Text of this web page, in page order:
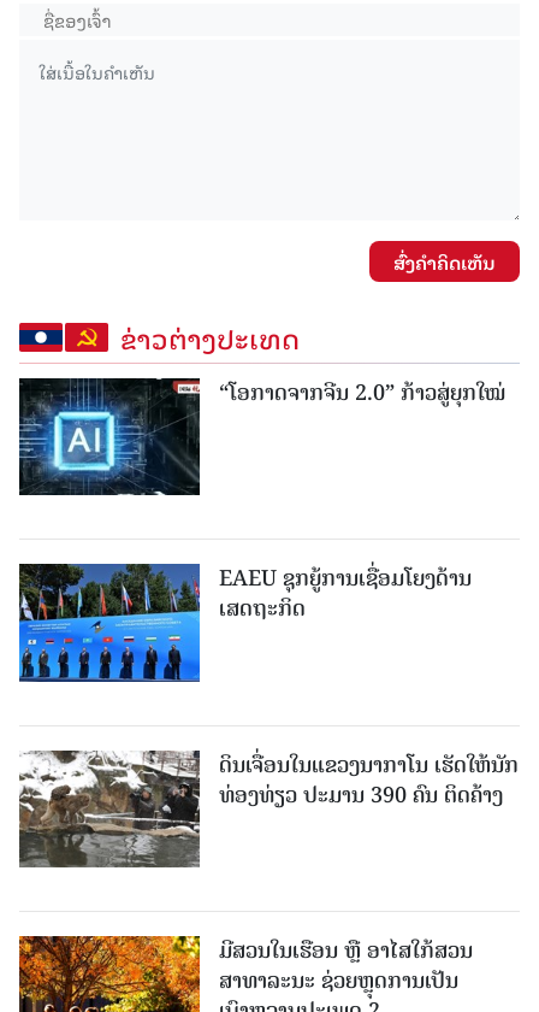
ສົ່ງຄໍາຄິດເຫັນ
ຂ່າວຕ່າງປະເທດ
“ໂອກາດຈາກຈີນ 2.0” ກ້າວສູ່ຍຸກໃໝ່
EAEU ຊຸກຍູ້ການເຊື່ອມໂຍງດ້ານ
ເສດຖະກິດ
ດິນເຈື່ອນໃນແຂວງນາກາໂນ ເຮັດໃຫ້ນັກ
ທ່ອງທ່ຽວ ປະມານ 390 ຄົນ ຕິດຄ້າງ
ມີສວນໃນເຮືອນ ຫຼື ອາໄສໃກ້ສວນ
ສາທາລະນະ ຊ່ວຍຫຼຸດການເປັນ